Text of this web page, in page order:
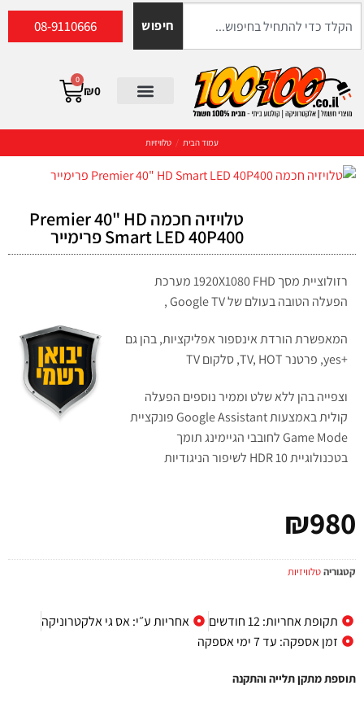
חיפוש 08-9110666
₪0
0
עמוד הבית / טלוויזיות
טלויזיה חכמה Premier 40" HD
Smart LED 40P400 פרימייר
רזולוציית מסך 1920X1080 FHD
מערכת
הפעלה הטובה בעולם של Google TV ,
המאפשרת הורדת אינספור אפליקציות, בהן גם
+yes, פרטנר TV,
HOT , סלקום TV
וצפייה בהן ללא שלט וממיר נוספים הפעלה
קולית באמצעות Google Assistant פונקציית
Game Mode לחובבי הגיימינג תומך
בטכנולוגיית 10
HDR לשיפור הניגודיות
₪980
קטגוריהטלוויזיות
תקופת אחריות: 12 חודשים
אחריות ע״י: אס גי אלקטרוניקה
זמן אספקה: עד 7 ימי אספקה
תוספת מתקן תלייה והתקנה